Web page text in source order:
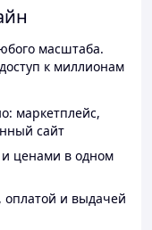
масштаба.
к миллионам
маркетплейс,
сайт
ценами в одном
оплатой и выдачей